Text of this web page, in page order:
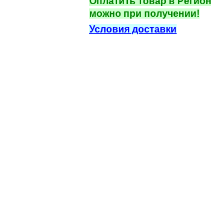
можно при получении!
Условия доставки